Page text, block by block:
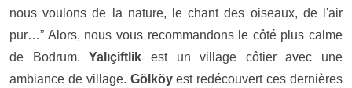
nous voulons de la nature, le chant des oiseaux, de l'air
pur…” Alors, nous vous recommandons le côté plus calme
de Bodrum.
Yalıçiftlik est un village côtier avec une
ambiance de village. Gölköyest redécouvert ces dernières